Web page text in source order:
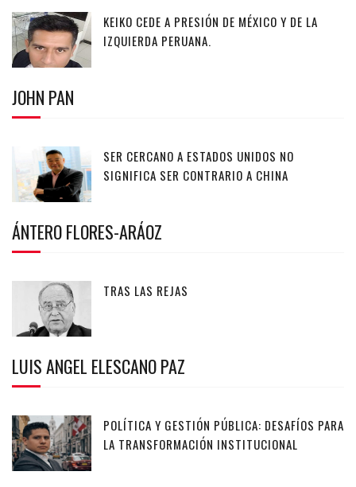
KEIKO CEDE A PRESIÓN DE MÉXICO Y DE LA
IZQUIERDA PERUANA.
JOHN PAN
SER CERCANO A ESTADOS UNIDOS NO
SIGNIFICA SER CONTRARIO A CHINA
ÁNTERO FLORES-ARÁOZ
TRAS LAS REJAS
LUIS ANGEL ELESCANO PAZ
POLÍTICA Y GESTIÓN PÚBLICA: DESAFÍOS PARA
LA TRANSFORMACIÓN INSTITUCIONAL